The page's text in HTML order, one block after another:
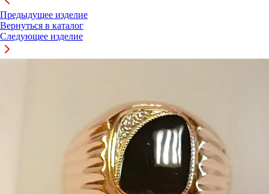
Предыдущее изделие
Вернуться в каталог
Следующее изделие